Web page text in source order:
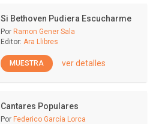
Si Bethoven Pudiera Escucharme
Por Ramon Gener Sala
Editor: Ara Llibres
MUESTRA ver detalles
Cantares Populares
Por Federico García Lorca